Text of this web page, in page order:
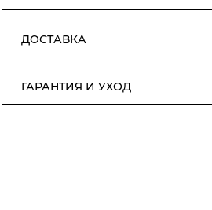
ДОСТАВКА
ГАРАНТИЯ И УХОД